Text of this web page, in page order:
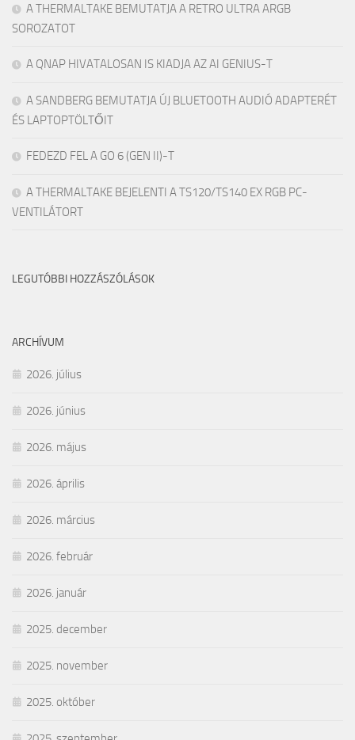
A THERMALTAKE BEMUTATJA A RETRO ULTRA ARGB
SOROZATOT
A QNAP HIVATALOSAN IS KIADJA AZ AI GENIUS-T
A SANDBERG BEMUTATJA ÚJ BLUETOOTH AUDIÓ ADAPTERÉT
ÉS LAPTOPTÖLTŐIT
FEDEZD FEL A GO 6 (GEN II)-T
A THERMALTAKE BEJELENTI A TS120/TS140 EX RGB PC-
VENTILÁTORT
LEGUTÓBBI HOZZÁSZÓLÁSOK
ARCHÍVUM
2026. július
2026. június
2026. május
2026. április
2026. március
2026. február
2026. január
2025. december
2025. november
2025. október